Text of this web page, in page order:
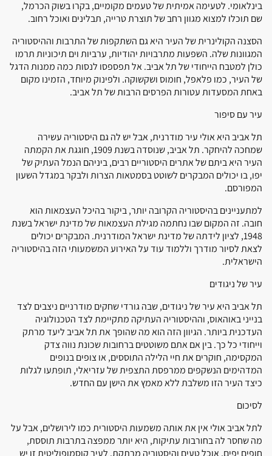
בינלאומי. לטעימה אמיתית של טעמים מקומיים, בקרו בשוק הכרמל,
שם תוכלו למצוא מגוון רחב של תוצרת טרייה, תבלינים ואוכל רחוב.
הסצנה הקולינרית של העיר היא גם השתקפות של התרבות וההיסטוריה
המגוונות שלה. השפעות מתרבויות יהודיות, ערביות וים תיכוניות תרמו
כולן למטבח הייחודי של תל אביב. אל תפספסו לנסות כמה ממנות הדגל
של העיר, כמו פלאפל, חומוס ושקשוקה. ולפינוק מיוחד, הזמינו מקום
באחת המסעדות עטורות הפרסים הרבות של תל אביב.
עיר עם סיפור
תל אביב היא אולי עיר מודרנית, אבל יש לה גם היסטוריה עשירה
שמחכה להיחקר. תל אביב, שנוסדה בשנת 1909, חוגגת את הקמתה
העיר היא ביתם של אתרים היסטוריים רבים, ביניהם הנמל העתיק של
יפו, בו יכולים המבקרים לשוטט בסמטאות הצרות ולבקר במגדל השעון
המפורסם.
למתעניינים בהיסטוריה הקרובה יותר, ביקור בהיכל העצמאות הוא
חובה. זה המקום שבו נחתמה מגילת העצמאות של מדינת ישראל בשנת
1948, לציון לידתה של מדינת ישראל המודרנית. המבקרים יכולים
לצאת לסיור מודרך וללמוד עוד על האירוע המשמעותי הזה בהיסטוריה
הישראלית.
עיר של ניגודים
תל אביב היא עיר של ניגודים, שבה גורדי שחקים מודרניים ניצבים לצד
בנייני באוהאוס, וההיסטוריה העתיקה מתקיימת לצד הטכנולוגיה
העדכנית ביותר. הגיוון הזה הוא מה שהופך את תל אביב ליעד מרתק
וייחודי כל כך. בין אם אתם משוטטים ברחובות שכונת נווה צדק
המקסימה, חוקרים את חיי הלילה התוססים, או צופים בנופים
המדהימים הנשקפים ממרפסת התצפית של עזריאלי, תופתעו לגלות
כיצד העיר הזו משלבת ללא מאמץ את הישן עם החדש.
לסיכום
לתל אביב אולי אין את אותה משמעות היסטורית כמו לירושלים, אבל על
מה שחסר לה בחורבות עתיקות, היא יותר ממפצה בתרבות תוססת,
חופים יפים, אוכל טעים והיסטוריה מרתקת. לעיר קוסמופוליטית זו יש